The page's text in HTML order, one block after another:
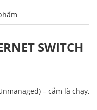
SWITCH
– cắm là chạy,